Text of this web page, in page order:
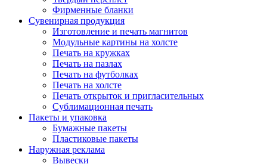
Фирменные бланки
Сувенирная продукция
Изготовление и печать магнитов
Модульные картины на холсте
Печать на кружках
Печать на пазлах
Печать на футболках
Печать на холсте
Печать открыток и пригласительных
Сублимационная печать
Пакеты и упаковка
Бумажные пакеты
Пластиковые пакеты
Наружная реклама
Вывески